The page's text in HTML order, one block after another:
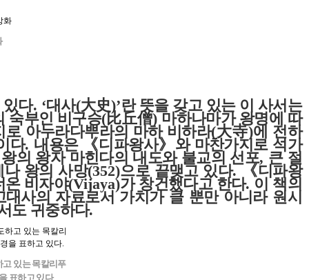
있다. ‘대사(大史)’란 뜻을 갖고 있는 이 사서는
숙부인 비구승(比丘僧)마하나마가 왕명에 따
로 아누라다뿌라의 마하 비하라(大寺)에 전하
다. 내용은 《디파왕사》 와 마찬가지로 석가
의 왕자 마힌다의 내도와 불교의 선포, 큰 절
나 왕의 사망(352)으로 끝맺고 있다.《디파왕
온 비자야(Vijaya)가 창건했다고 한다. 이 책의
대사의 자료로서 가치가 클 뿐만 아니라 원시
도 귀중하다.
고 있는 목칼리푸